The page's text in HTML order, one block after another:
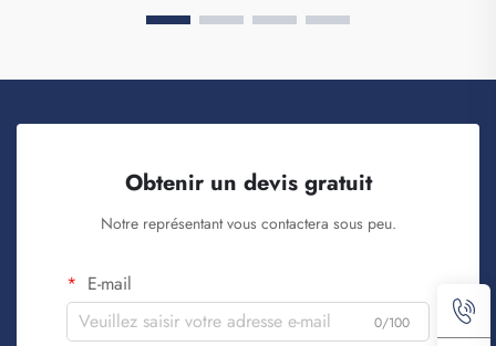
Obtenir un devis gratuit
Notre représentant vous contactera sous peu.
E-mail
0/100